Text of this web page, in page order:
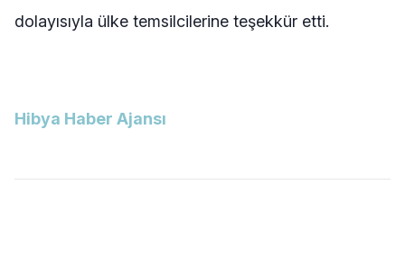
dolayısıyla ülke temsilcilerine teşekkür etti.
Hibya Haber Ajansı